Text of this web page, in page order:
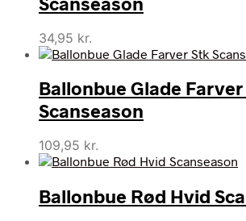
34,95 kr.
Ballonbue Glade Farver
Scanseason
109,95 kr.
Ballonbue Rød Hvid